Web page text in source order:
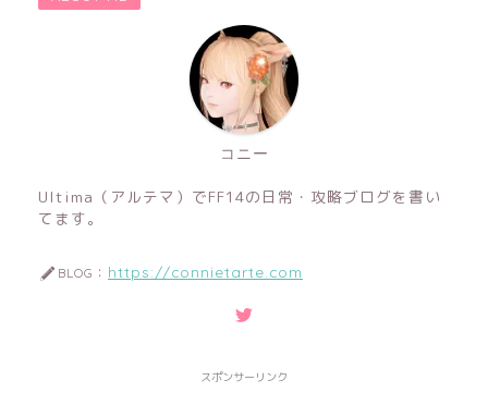
コニー
Ultima（アルテマ）でFF14の日常・攻略ブログを書い
てます。
BLOG： https://connietarte.com
スポンサーリンク